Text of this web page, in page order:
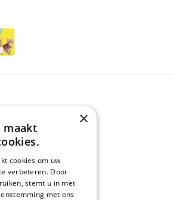
×
maakt
cookies om uw
verbeteren. Door
stemt u in met
met ons